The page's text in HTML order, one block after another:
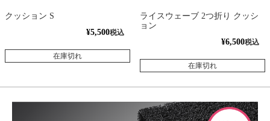
クッション S
¥5,500税込
在庫切れ
ライスウェーブ 2つ折り クッシ
ョン
¥6,500税込
在庫切れ